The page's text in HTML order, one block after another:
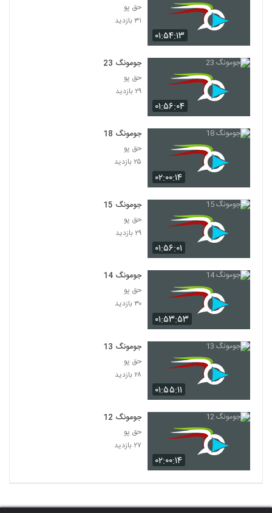
۰۱:۵۴:۱۳
حق پو
۳۱ بازدید
۰۱:۵۶:۰۴
جومونگ 23
حق پو
۲۹ بازدید
۰۲:۰۰:۱۴
جومونگ 18
حق پو
۲۵ بازدید
۰۱:۵۶:۰۱
جومونگ 15
حق پو
۲۹ بازدید
۰۱:۵۳:۵۳
جومونگ 14
حق پو
۳۰ بازدید
۰۱:۵۵:۱۱
جومونگ 13
حق پو
۲۸ بازدید
۰۲:۰۰:۱۴
جومونگ 12
حق پو
۲۷ بازدید